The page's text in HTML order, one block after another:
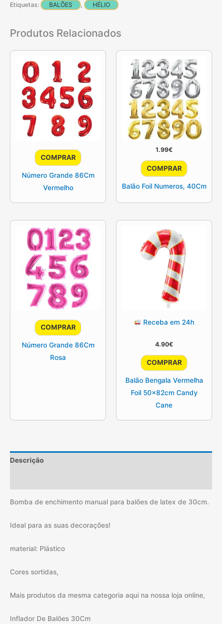
Etiquetas:
BALÕES HÉLIO
Produtos Relacionados
COMPRAR
Número Grande 86Cm
Vermelho
1.99€
COMPRAR
This
product
has
multiple
page
Balão Foil Numeros, 40Cm
COMPRAR
Número Grande 86Cm
Rosa
Receba em 24h
4.90€
COMPRAR
Balão Bengala Vermelha
Foil 50x82cm Candy
Cane
Descrição
Bomba de enchimento manual para balões de latex de 30cm.
Ideal para as suas decorações!
material: Plástico
Cores sortidas,
Mais produtos da mesma categoria aqui na nossa loja online,
Inflador De Balões 30Cm